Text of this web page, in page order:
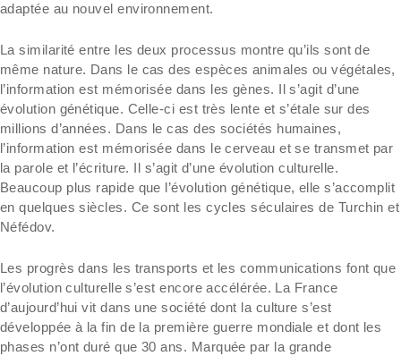
adaptée au nouvel environnement.
La similarité entre les deux processus montre qu’ils sont de
même nature. Dans le cas des espèces animales ou végétales,
l’information est mémorisée dans les gènes. Il s’agit d’une
évolution génétique. Celle-ci est très lente et s’étale sur des
millions d’années. Dans le cas des sociétés humaines,
l’information est mémorisée dans le cerveau et se transmet par
la parole et l’écriture. Il s’agit d’une évolution culturelle.
Beaucoup plus rapide que l’évolution génétique, elle s’accomplit
en quelques siècles. Ce sont les cycles séculaires de Turchin et
Néfédov.
Les progrès dans les transports et les communications font que
l’évolution culturelle s’est encore accélérée. La France
d’aujourd’hui vit dans une société dont la culture s’est
développée à la fin de la première guerre mondiale et dont les
phases n’ont duré que 30 ans. Marquée par la grande